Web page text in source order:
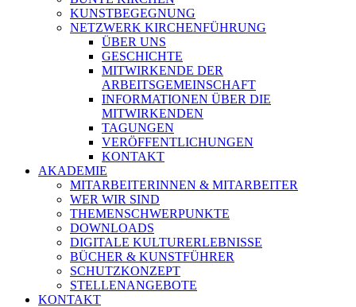
KUNSTBEGEGNUNG
NETZWERK KIRCHENFÜHRUNG
ÜBER UNS
GESCHICHTE
MITWIRKENDE DER
ARBEITSGEMEINSCHAFT
INFORMATIONEN ÜBER DIE
MITWIRKENDEN
TAGUNGEN
VERÖFFENTLICHUNGEN
KONTAKT
AKADEMIE
MITARBEITERINNEN & MITARBEITER
WER WIR SIND
THEMENSCHWERPUNKTE
DOWNLOADS
DIGITALE KULTURERLEBNISSE
BÜCHER & KUNSTFÜHRER
SCHUTZKONZEPT
STELLENANGEBOTE
KONTAKT